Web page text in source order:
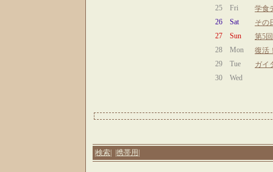
25
Fri
学食
26
Sat
その
27
Sun
第5
28
Mon
復活
29
Tue
ガイ
30
Wed
|検索| |携帯用|